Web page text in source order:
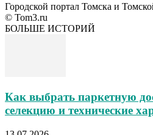
Городской портал Томска и
© Tom3.ru
БОЛЬШЕ ИСТОРИЙ
Как выбрать паркетную
селекцию и технические